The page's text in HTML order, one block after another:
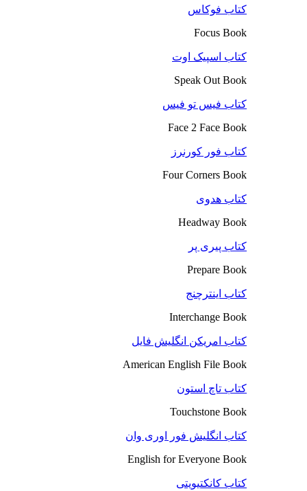
کتاب فوکاس
Focus Book
کتاب اسپیک اوت
Speak Out Book
کتاب فیس تو فیس
Face 2 Face Book
کتاب فور کورنرز
Four Corners Book
کتاب هدوی
Headway Book
کتاب پیری پر
Prepare Book
کتاب اینترچنج
Interchange Book
کتاب امریکن انگلیش فایل
American English File Book
کتاب تاچ استون
Touchstone Book
کتاب انگلیش فور اوری وان
English for Everyone Book
کتاب کانکتیویتی